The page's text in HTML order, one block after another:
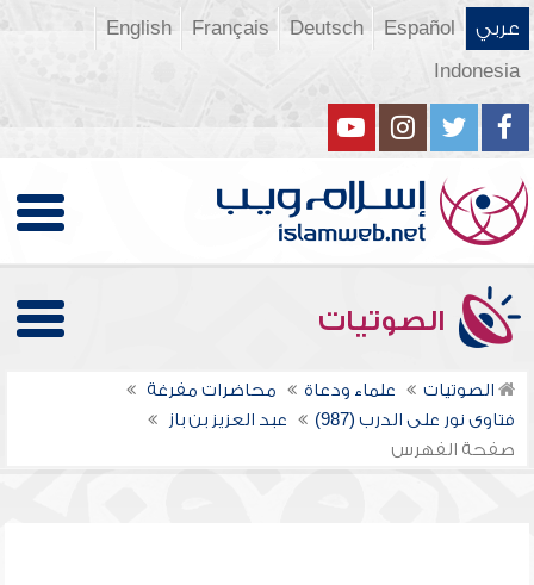
عربي Español
Deutsch
Français
English
Indonesia
الصوتيات
الصوتيات علماء ودعاة
محاضرات مفرغة
فتاوى نور على الدرب (987)
عبد العزيز بن باز
صفحة الفهرس